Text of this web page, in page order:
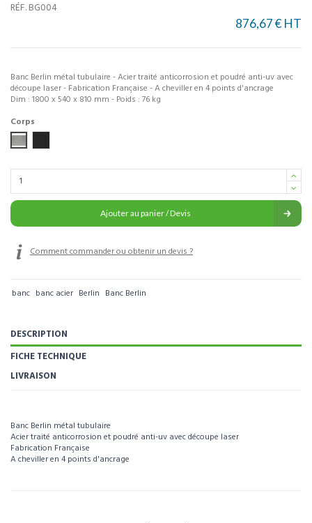
RÉF. BG004
876,67 € HT
Banc Berlin métal tubulaire - Acier traité anticorrosion et poudré anti-uv avec
découpe laser - Fabrication Française - A cheviller en 4 points d'ancrage
Dim : 1800 x 540 x 810 mm - Poids : 76 kg
Corps
Gris métal
Ajouter au panier / Devis
Comment commander ou obtenir un devis ?
banc banc acier Berlin Banc Berlin
DESCRIPTION
FICHE TECHNIQUE
LIVRAISON
Banc Berlin métal tubulaire
Acier traité anticorrosion et poudré anti-uv avec découpe laser
Fabrication Française
A cheviller en 4 points d'ancrage